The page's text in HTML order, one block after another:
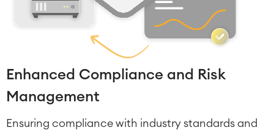
Enhanced Compliance and Risk
Management
Ensuring compliance with industry standards and